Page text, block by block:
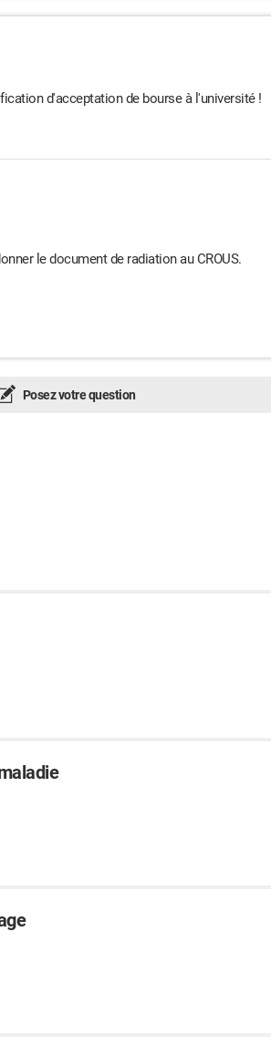
d'acceptation de bourse à l'université !
le document de radiation au CROUS.
Posez votre question